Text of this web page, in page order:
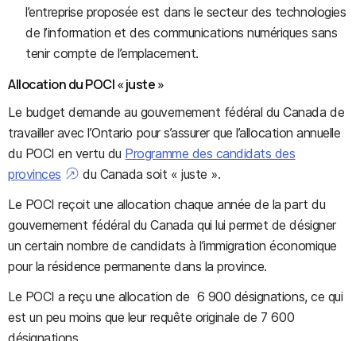
l’entreprise proposée est dans le secteur des technologies
de l’information et des communications numériques sans
tenir compte de l’emplacement.
Allocation du POCI « juste »
Le budget demande au gouvernement fédéral du Canada de
travailler avec l’Ontario pour s’assurer que l’allocation annuelle
du POCI en vertu du Programme des candidats des
provinces
du Canada soit « juste ».
Le POCI reçoit une allocation chaque année de la part du
gouvernement fédéral du Canada qui lui permet de désigner
un certain nombre de candidats à l’immigration économique
pour la résidence permanente dans la province.
Le POCI a reçu une allocation de 6 900 désignations, ce qui
est un peu moins que leur requête originale de 7 600
désignations.